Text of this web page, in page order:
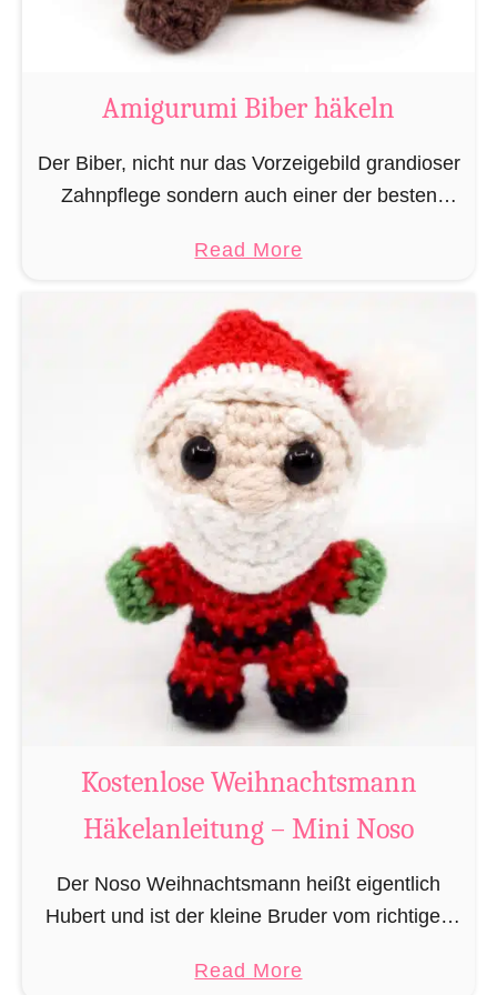
h
ä
k
l
Amigurumi Biber häkeln
Der Biber, nicht nur das Vorzeigebild grandioser
Zahnpflege sondern auch einer der besten
können braucht man Baumaterial und auch in
Read Morea
u
t
A
m
i
g
u
r
u
m
i
B
i
e
r
ä
k
Kostenlose Weihnachtsmann
Häkelanleitung – Mini Noso
Der Noso Weihnachtsmann heißt eigentlich
Hubert und ist der kleine Bruder vom richtigen
durch seine Größe, für das knacken der
Read Morea